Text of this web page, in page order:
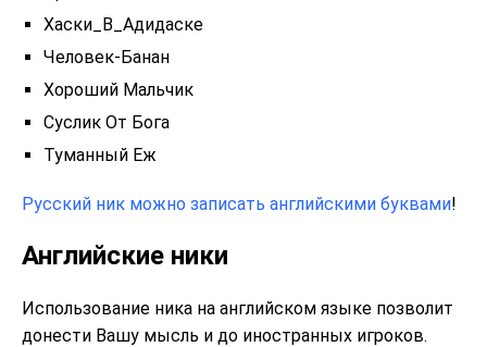
Хаски_В_Адидаске
Человек-Банан
Хороший Мальчик
Суслик От Бога
Туманный Еж
Русский ник можно записать английскими буквами!
Английские ники
Использование ника на английском языке позволит
донести Вашу мысль и до иностранных игроков.